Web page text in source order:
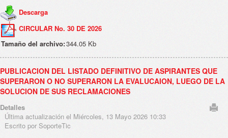
Descarga
CIRCULAR No. 30 DE 2026
Tamaño del archivo:344.05 Kb
PUBLICACION DEL LISTADO DEFINITIVO DE ASPIRANTES QUE
SUPERARON O NO SUPERARON LA EVALUCAION, LUEGO DE LA
SOLUCION DE SUS RECLAMACIONES
Detalles
Última actualización el Miércoles, 13 Mayo 2026 10:33
Escrito por SoporteTic